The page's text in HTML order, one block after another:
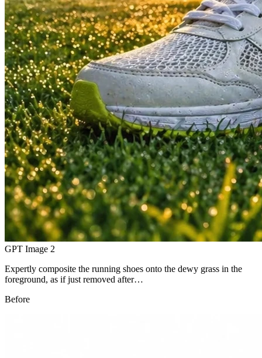
GPT Image 2
Expertly composite the running shoes onto the dewy grass in the
foreground, as if just removed after…
Before